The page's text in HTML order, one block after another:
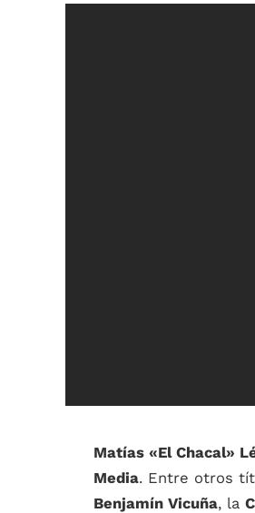
Matías «El Chacal»
Media. Entre otros
Benjamín Vicuña, la